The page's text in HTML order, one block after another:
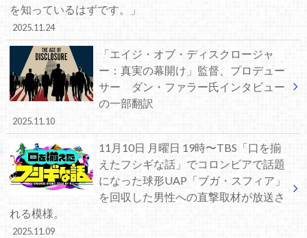
を知っているはずです。」
2025.11.24
「エイジ・オブ・ディスクロージャ
ー：真実の幕開け」監督、プロデュー
サー ダン・ファラー氏インタビュー
の一部翻訳
2025.11.10
11月10日 月曜日 19時〜TBS「口を揃
えたフシギな話」でコロンビアで話題
になった球形UAP「ブガ・スフィア」
を回収した男性への直撃取材が放送さ
れる模様。
2025.11.09